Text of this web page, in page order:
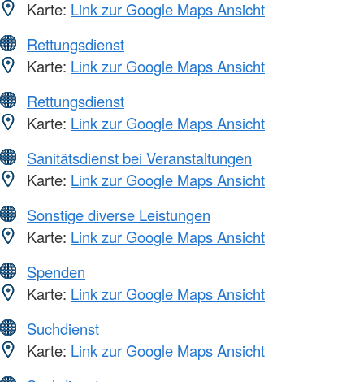
Karte: Link zur Google Maps Ansicht
Rettungsdienst
Karte: Link zur Google Maps Ansicht
Rettungsdienst
Karte: Link zur Google Maps Ansicht
Sanitätsdienst bei Veranstaltungen
Karte: Link zur Google Maps Ansicht
Sonstige diverse Leistungen
Karte: Link zur Google Maps Ansicht
Spenden
Karte: Link zur Google Maps Ansicht
Suchdienst
Karte: Link zur Google Maps Ansicht